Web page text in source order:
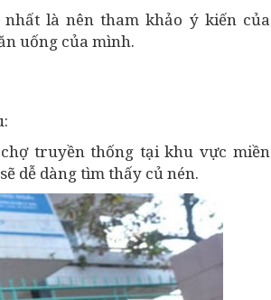
là nên tham khảo ý kiến của
uống của mình.
truyền thống tại khu vực miền
dễ dàng tìm thấy củ nén.